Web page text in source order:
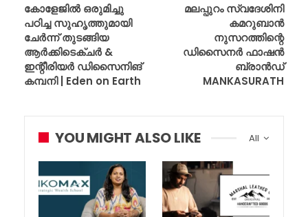
കോളേജിൽ ഒരുമിച്ചു
പഠിച്ച സുഹൃത്തുമായി
ചേർന്ന് തുടങ്ങിയ
ആർക്കിടെക്ചർ &
ഇന്റീരിയർ ഡിസൈനിങ്
കമ്പനി | Eden on Earth
മലപ്പുറം സ്വദേശിനി
കമറുബാൻ
നുസറത്തിന്റെ
ഡിസൈനർ ഫാഷൻ
ബ്രാൻഡ്
MANKASURATH
All
YOU MIGHT ALSO LIKE